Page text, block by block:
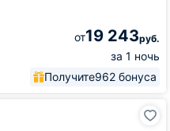
от19 243руб.
за 1 ночь
Получите962 бонуса